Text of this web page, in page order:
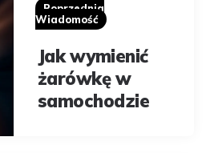
Poprzednia
Wiadomość
Jak wymienić
żarówkę w
samochodzie